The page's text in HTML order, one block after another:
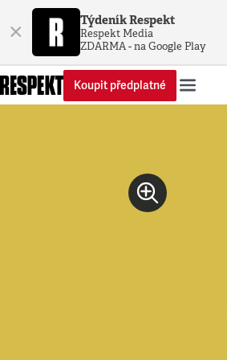
× Týdeník Respekt
Respekt Media
ZDARMA - na Google Play
Koupit předplatné